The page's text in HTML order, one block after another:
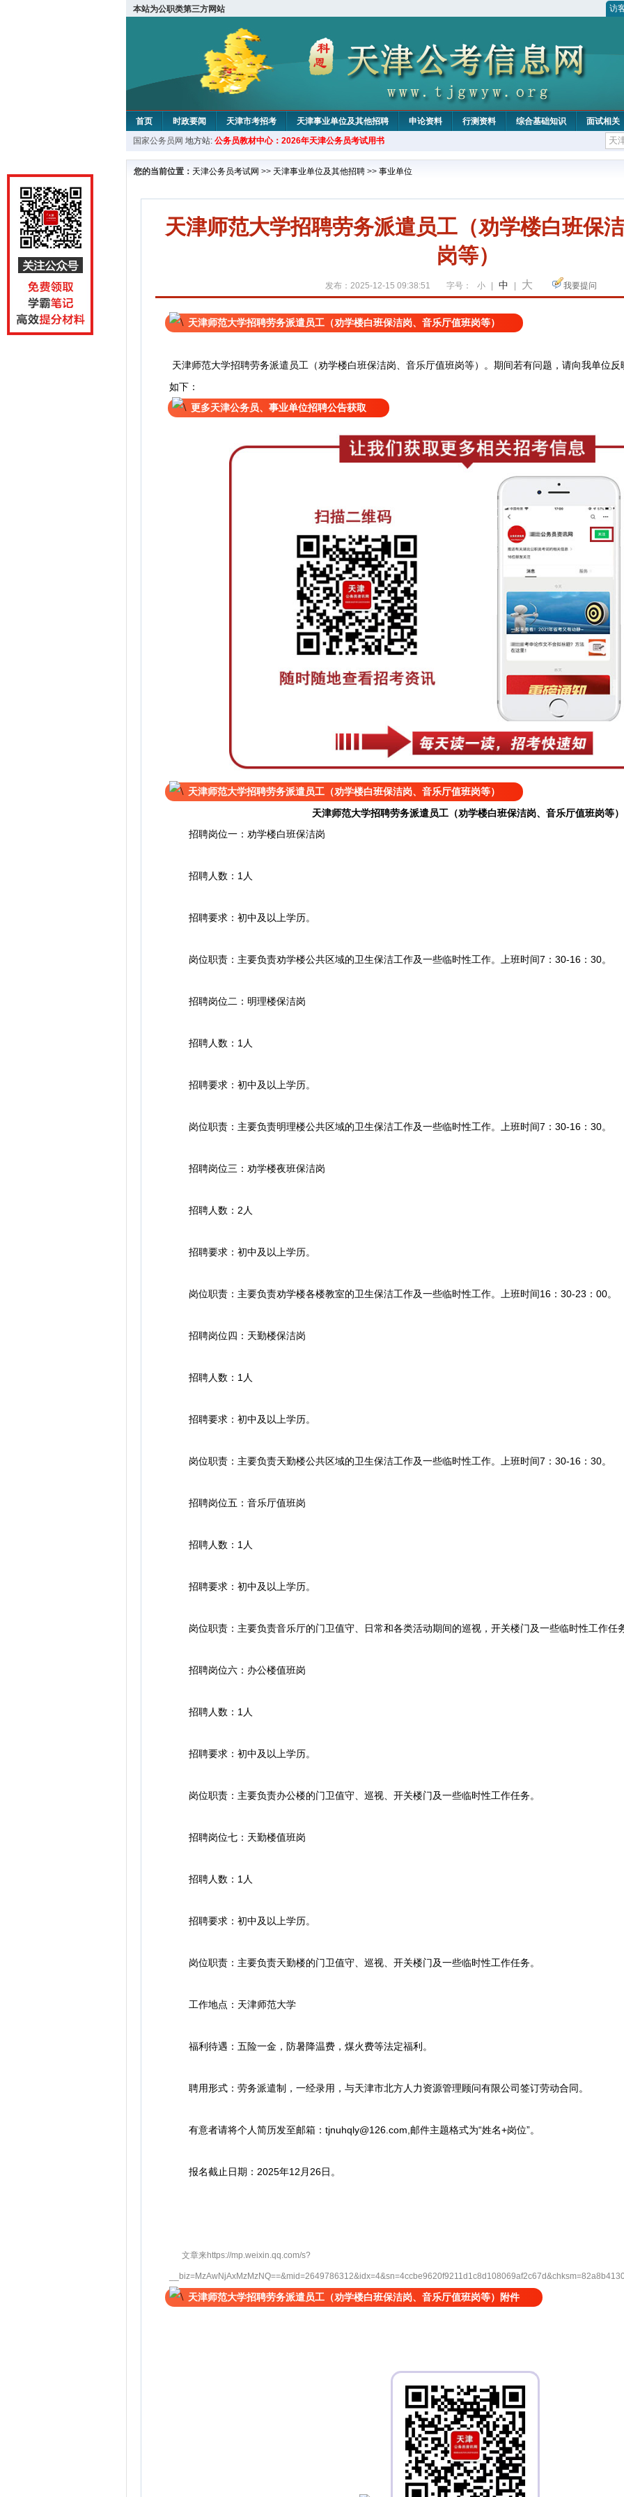
本站为公职类第三方网站 访
首页 时政要闻 天津市考招考 天津事业单位及其他招聘 申论资料 行测资料 综合基础知识 面试相关
教材中心
国家公务员网 地方站: 公务员教材中心：2026年天津公务员考试用书
您的当前位置： 天津公务员考试网 >> 天津事业单位及其他招聘 >> 事业单位
天津师范大学招聘劳务派遣员工（劝学楼白班保
岗等）
发布：2025-12-15 09:38:51 字号： 小 中 大 我要提问
天津师范大学招聘劳务派遣员工（劝学楼白班保洁岗、音乐厅值班岗等）
天津师范大学招聘劳务派遣员工（劝学楼白班保洁岗、音乐厅值班岗等） 。 期间若有问题，请向我单位反
如下：
更多天津公务员、事业单位招聘公告获取
天津师范大学招聘劳务派遣员工（劝学楼白班保洁岗、音乐厅值班岗等）
天津师范大学招聘劳务派遣员工（劝学楼白班保洁岗、音乐厅值班岗等）
招聘岗位一：劝学楼白班保洁岗
招聘人数：1人
招聘要求：初中及以上学历。
岗位职责：主要负责劝学楼公共区域的卫生保洁工作及一些临时性工作。上班时间7：30-16：30。
招聘岗位二：明理楼保洁岗
招聘人数：1人
招聘要求：初中及以上学历。
岗位职责：主要负责明理楼公共区域的卫生保洁工作及一些临时性工作。上班时间7：30-16：30。
招聘岗位三：劝学楼夜班保洁岗
招聘人数：2人
招聘要求：初中及以上学历。
岗位职责：主要负责劝学楼各楼教室的卫生保洁工作及一些临时性工作。上班时间16：30-23：00。
招聘岗位四：天勤楼保洁岗
招聘人数：1人
招聘要求：初中及以上学历。
岗位职责：主要负责天勤楼公共区域的卫生保洁工作及一些临时性工作。上班时间7：30-16：30。
招聘岗位五：音乐厅值班岗
招聘人数：1人
招聘要求：初中及以上学历。
岗位职责：主要负责音乐厅的门卫值守、日常和各类活动期间的巡视，开关楼门及一些临时性工作任
招聘岗位六：办公楼值班岗
招聘人数：1人
招聘要求：初中及以上学历。
岗位职责：主要负责办公楼的门卫值守、巡视、开关楼门及一些临时性工作任务。
招聘岗位七：天勤楼值班岗
招聘人数：1人
招聘要求：初中及以上学历。
岗位职责：主要负责天勤楼的门卫值守、巡视、开关楼门及一些临时性工作任务。
工作地点：天津师范大学
福利待遇：五险一金，防暑降温费，煤火费等法定福利。
聘用形式：劳务派遣制，一经录用，与天津市北方人力资源管理顾问有限公司签订劳动合同。
有意者请将个人简历发至邮箱：tjnuhqly@126.com,邮件主题格式为“姓名+岗位”。
报名截止日期：2025年12月26日。
文章来https://mp.weixin.qq.com/s?
天津师范大学招聘劳务派遣员工（劝学楼白班保洁岗、音乐厅值班岗等）附件